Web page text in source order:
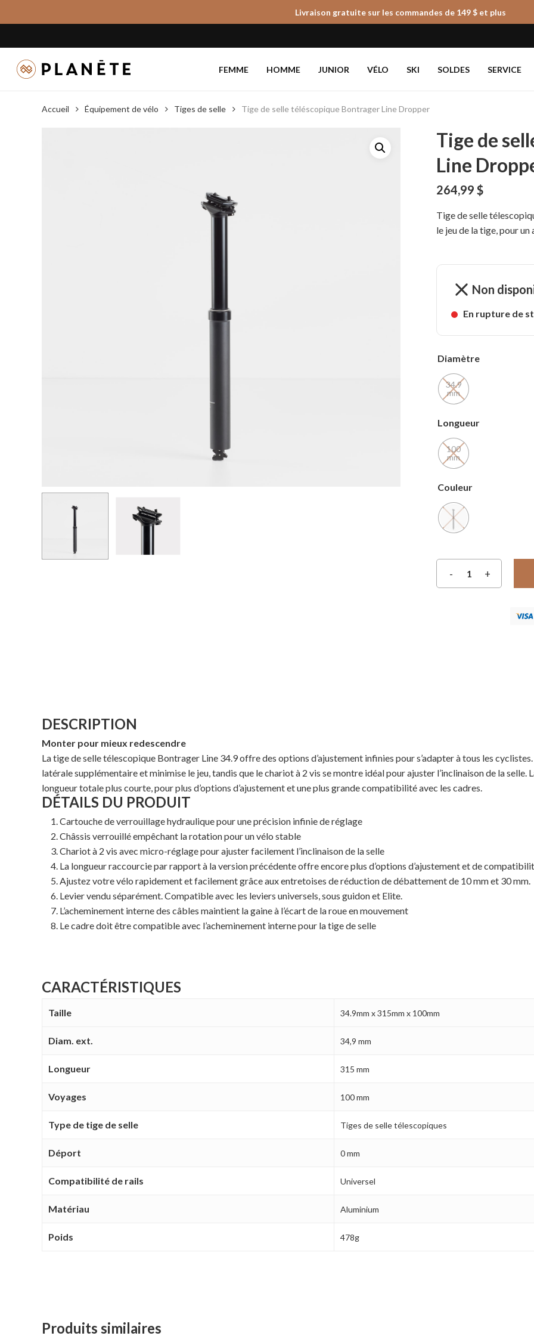
to
content
Livraison gratuite sur les commandes de 149 $ et plus
FEMME HOMME JUNIOR VÉLO SKI SOLDES SERVICE
Accueil Équipement de vélo Tiges de selle Tige de selle téléscopique Bontrager Line Dropper
Tige de
Line
264,99$
Tige de selle
le jeu de la tige, pour
Non
En rupture de
Diamètre
34.9
mm
Longueur
100
mm
Couleur
DESCRIPTION
Monter pour mieux redescendre
La tige de selle télescopique Bontrager Line 34.9 offre des options d’ajustement infinies pour s’adapter à tous les
latérale supplémentaire et minimise le jeu, tandis que le chariot à 2 vis se montre idéal pour ajuster l’inclinaison de la selle.
longueur totale plus courte, pour plus d’options d’ajustement et une plus grande compatibilité avec les cadres.
DÉTAILS DU PRODUIT
Cartouche de verrouillage hydraulique pour une précision infinie de réglage
Châssis verrouillé empêchant la rotation pour un vélo stable
Chariot à 2 vis avec micro-réglage pour ajuster facilement l’inclinaison de la selle
La longueur raccourcie par rapport à la version précédente offre encore plus d’options d’ajustement et de
Ajustez votre vélo rapidement et facilement grâce aux entretoises de réduction de débattement de 10 mm et 30 mm.
Levier vendu séparément. Compatible avec les leviers universels, sous guidon et Elite.
L’acheminement interne des câbles maintient la gaine à l’écart de la roue en mouvement
Le cadre doit être compatible avec l’acheminement interne pour la tige de selle
CARACTÉRISTIQUES
Taille 34.9mm x 315mm x 100mm
Diam. ext. 34,9 mm
Longueur 315 mm
Voyages 100 mm
Type de tige de selle Tiges de selle télescopiques
Déport 0 mm
Compatibilité de rails Universel
Matériau Aluminium
Poids 478g
Produits similaires